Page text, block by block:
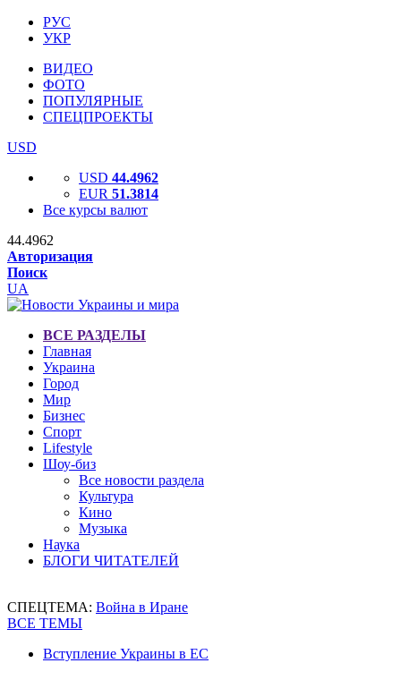
РУС
УКР
ВИДЕО
ФОТО
ПОПУЛЯРНЫЕ
СПЕЦПРОЕКТЫ
USD
USD 44.4962
EUR 51.3814
Все курсы валют
44.4962
Авторизация
Поиск
UA
ВСЕ РАЗДЕЛЫ
Главная
Украина
Город
Мир
Бизнес
Спорт
Lifestyle
Шоу-биз
Все новости раздела
Культура
Кино
Музыка
Наука
БЛОГИ ЧИТАТЕЛЕЙ
СПЕЦТЕМА: Война в Иране
ВСЕ ТЕМЫ
Вступление Украины в ЕС